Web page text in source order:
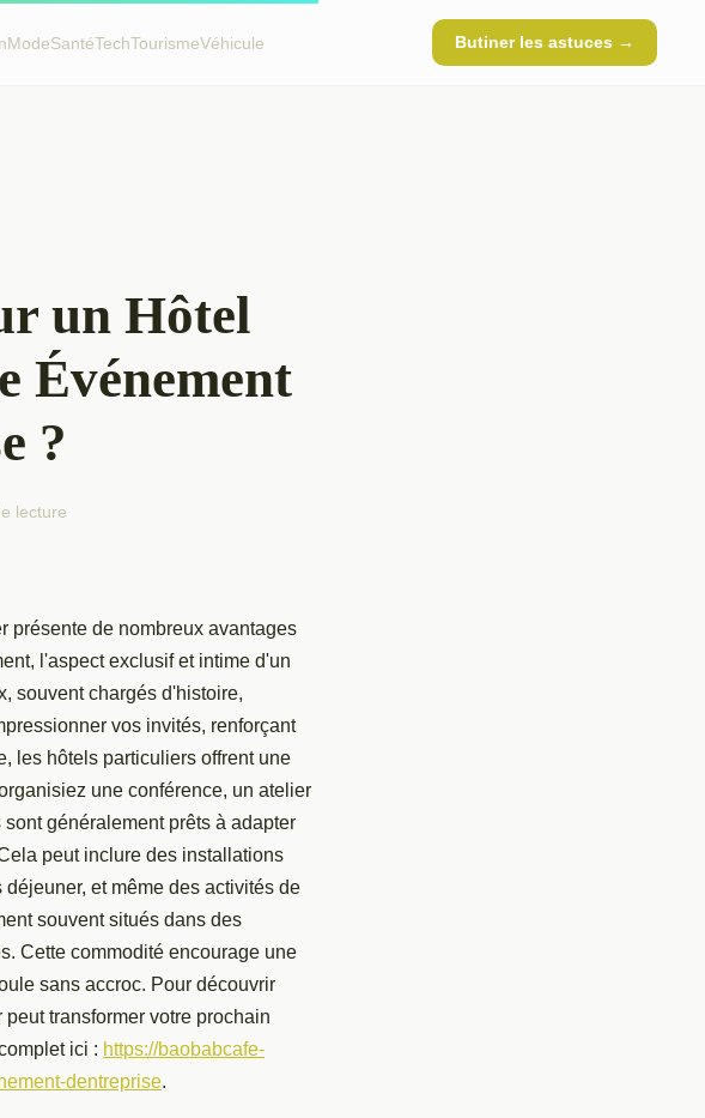
ModeSantéTechTourismeVéhicule Butiner les astuces →
un Hôtel
Événement
?
lecture
présente de nombreux avantages
l'aspect exclusif et intime d'un
souvent chargés d'histoire,
vos invités, renforçant
les hôtels particuliers offrent une
une conférence, un atelier
généralement prêts à adapter
peut inclure des installations
et même des activités de
souvent situés dans des
Cette commodité encourage une
sans accroc. Pour découvrir
transformer votre prochain
ici : https://baobabcafe-
dentreprise.